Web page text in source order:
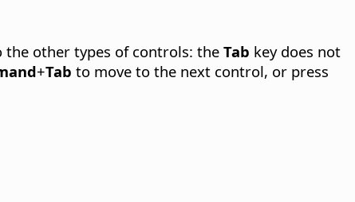
other types of controls: the Tab key does not
+Tab to move to the next control, or press